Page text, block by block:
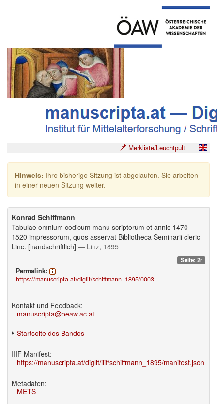
Merkliste/Leuchtpult
Hinweis: Ihre bisherige Sitzung ist abgelaufen. Sie arbeiten
in einer neuen Sitzung weiter.
Konrad Schiffmann
Tabulae omnium codicum manu scriptorum et annis 1470-
1520 impressorum, quos asservat Bibliotheca Seminarii cleric.
Linc. [handschriftlich] — Linz, 1895
Seite: 2r
Permalink:
https://manuscripta.at/diglit/schiffmann_1895/0003
Kontakt und Feedback:
manuscripta@oeaw.ac.at
Startseite des Bandes
IIIF Manifest:
https://manuscripta.at/diglit/iiif/schiffmann_1895/manifest.json
Metadaten:
METS